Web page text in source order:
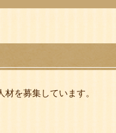
を募集しています。